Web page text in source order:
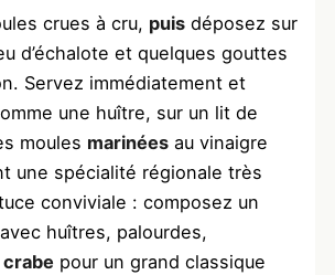
crues à cru, puis déposez sur
d’échalote et quelques gouttes
Servez immédiatement et
une huître, sur un lit de
moules marinées au vinaigre
une spécialité régionale très
conviviale : composez un
huîtres, palourdes,
crabe pour un grand classique